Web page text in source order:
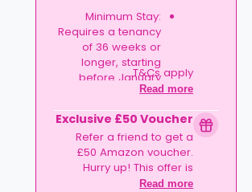
Minimum Stay:
Requires a tenancy
of 36 weeks or
longer, starting
before January
2027.
T&Cs apply.
Read more
Exclusive £50 Voucher
Refer a friend to get a
£50 Amazon voucher.
Hurry up! This offer is
exclusive to Casita.
Read more